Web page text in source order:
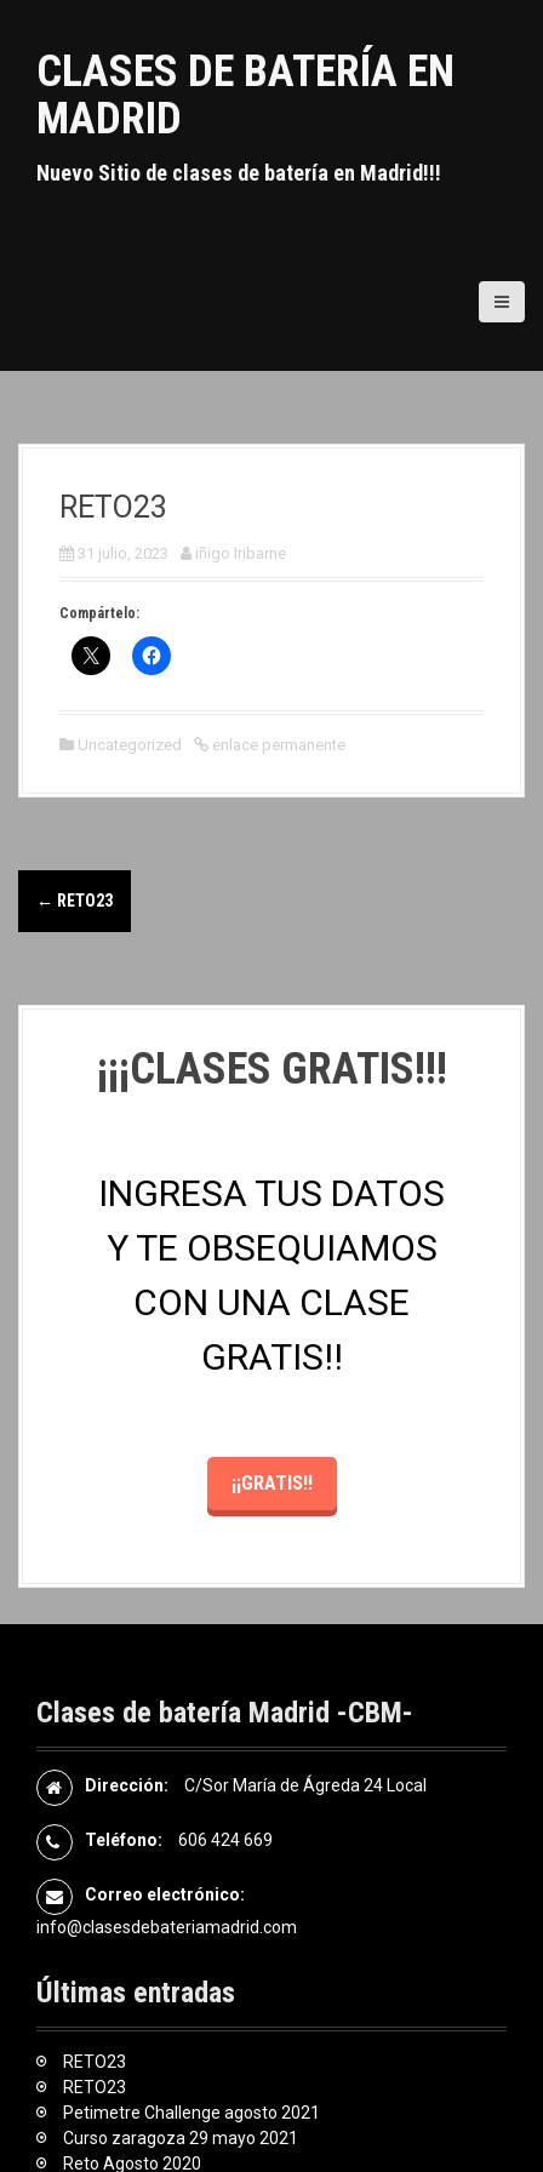
CLASES DE BATERÍA EN
MADRID
Nuevo Sitio de clases de batería en Madrid!!!
RETO23
31 julio, 2023 iñigo Iribarne
Compártelo:
Uncategorized enlace permanente
← RETO23
¡¡¡CLASES GRATIS!!!
INGRESA TUS DATOS
Y TE OBSEQUIAMOS
CON UNA CLASE
GRATIS!!
¡¡GRATIS!!
Clases de batería Madrid -CBM-
Dirección: C/Sor María de Ágreda 24 Local
Teléfono: 606 424 669
Correo electrónico:
info@clasesdebateriamadrid.com
Últimas entradas
RETO23
RETO23
Petimetre Challenge agosto 2021
Curso zaragoza 29 mayo 2021
Reto Agosto 2020